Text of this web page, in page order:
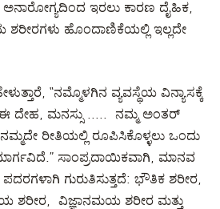
ಅನಾರೋಗ್ಯದಿಂದ ಇರಲು ಕಾರಣ ದೈಹಿಕ,
ಹೊಂದಾಣಿಕೆಯಲ್ಲಿ ಇಲ್ಲದೇ
“ನಮ್ಮೊಳಗಿನ ವ್ಯವಸ್ಥೆಯ ವಿನ್ಯಾಸಕ್ಕೆ
ದೇಹ, ಮನಸ್ಸು ..... ನಮ್ಮ ಅಂತರ್
ರೀತಿಯಲ್ಲಿ ರೂಪಿಸಿಕೊಳ್ಳಲು ಒಂದು
ಸಾಂಪ್ರದಾಯಿಕವಾಗಿ, ಮಾನವ
ಗುರುತಿಸುತ್ತದೆ: ಭೌತಿಕ ಶರೀರ,
ಶರೀರ, ವಿಜ್ಞಾನಮಯ ಶರೀರ ಮತ್ತು